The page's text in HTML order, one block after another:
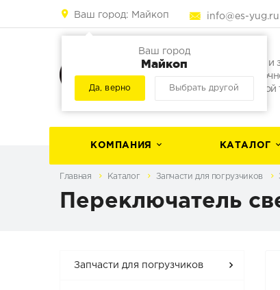
Ваш город: Майкоп
Ваш город
Майкоп
Да, верно Выбрать другой
info@es-yug.ru
Погрузчики и
для
строительной
КОМПАНИЯ КАТАЛОГ
Главная Каталог Запчасти для погрузчиков
Переключатель
Запчасти для погрузчиков